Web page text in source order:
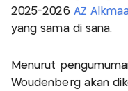
2025-2026 AZ
yang sama di sana.
Menurut
Woudenberg akan